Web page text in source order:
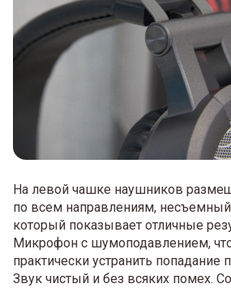
На левой чашке наушников
по всем направлениям,
который показывает отличные
Микрофон с шумоподавлением,
практически устранить попадание
Звук чистый и без всяких помех.